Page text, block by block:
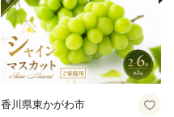
香川県東かがわ市